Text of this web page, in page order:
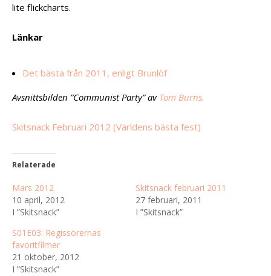
lite flickcharts.
Länkar
Det bästa från 2011, enligt Brunlöf
Avsnittsbilden ”Communist Party” av Tom Burns.
Skitsnack Februari 2012 (Världens bästa fest)
Relaterade
Mars 2012
10 april, 2012
I ”Skitsnack”
Skitsnack februari 2011
27 februari, 2011
I ”Skitsnack”
S01E03: Regissörernas
favoritfilmer
21 oktober, 2012
I ”Skitsnack”